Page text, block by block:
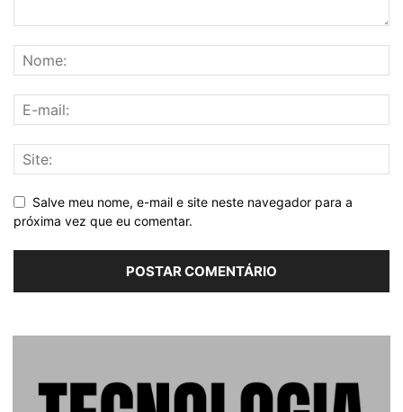
Salve meu nome, e-mail e site neste navegador para a
próxima vez que eu comentar.